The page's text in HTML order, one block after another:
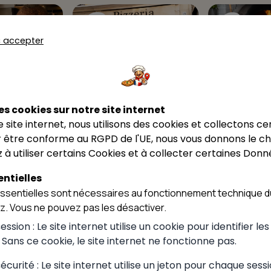
Aux délices de Carthage
8
★★★★★
Aux délices de
Carthage
Belley
9
Belley
accepter
cookies sur notre site internet
site internet, nous utilisons des cookies et collectons
conforme au RGPD de l'UE, nous vous donnons le
à utiliser certains Cookies et à collecter certaines
sont nécessaires au fonctionnement technique
Vous ne pouvez pas les désactiver.
: Le site internet utilise un cookie pour identifier les
ce cookie, le site internet ne fonctionne pas.
: Le site internet utilise un jeton pour chaque